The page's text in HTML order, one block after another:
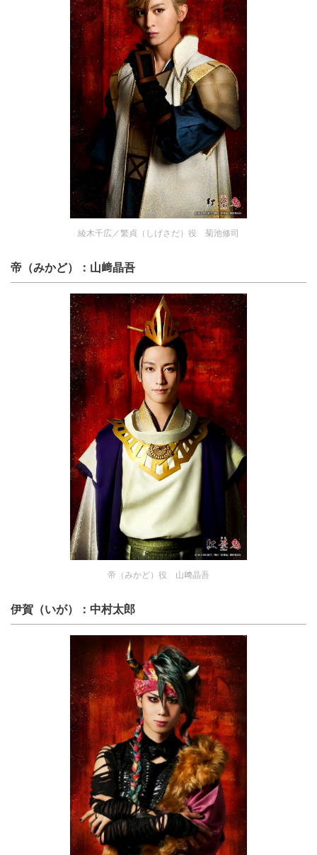
綾木千広／繁貞（しげさだ）役 菊池修司
帝（みかど）：山﨑晶吾
帝（みかど）役 山﨑晶吾
伊賀（いが）：中村太郎